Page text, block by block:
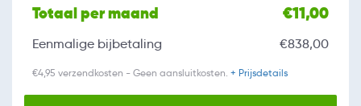
Totaal per maand €11,00
Eenmalige bijbetaling €838,00
€4,95 verzendkosten - Geen aansluitkosten. + Prijsdetails